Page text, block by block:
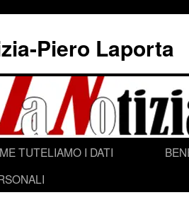
Piero Laporta
TUTELIAMO I DATI